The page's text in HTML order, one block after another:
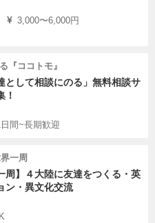
3,000〜6,000円
『ココトモ』
として相談にのる」無料相談サ
！
間~長期歓迎
一周
周】４大陸に友達をつくる・英
ン・異文化交流